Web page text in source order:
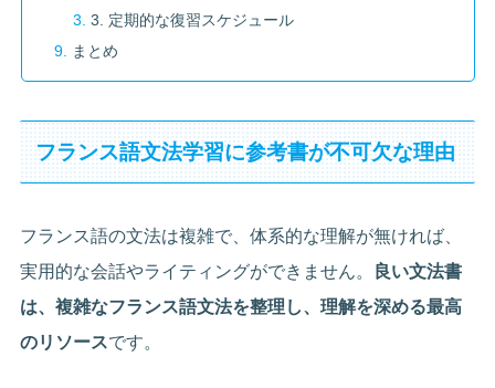
3. 定期的な復習スケジュール
まとめ
フランス語文法学習に参考書が不可欠な理由
フランス語の文法は複雑で、体系的な理解が無ければ、
実用的な会話やライティングができません。
良い文法書
は、複雑なフランス語文法を整理し、理解を深める最高
のリソースです。